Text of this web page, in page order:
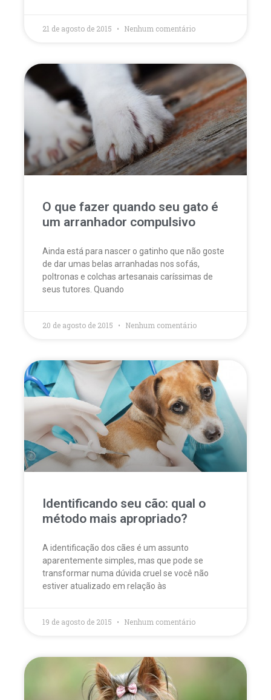
21 de agosto de 2015 Nenhum comentário
O que fazer quando seu gato é
um arranhador compulsivo
Ainda está para nascer o gatinho que não goste
de dar umas belas arranhadas nos sofás,
poltronas e colchas artesanais caríssimas de
seus tutores. Quando
20 de agosto de 2015 Nenhum comentário
Identificando seu cão: qual o
método mais apropriado?
A identificação dos cães é um assunto
aparentemente simples, mas que pode se
transformar numa dúvida cruel se você não
estiver atualizado em relação às
19 de agosto de 2015 Nenhum comentário